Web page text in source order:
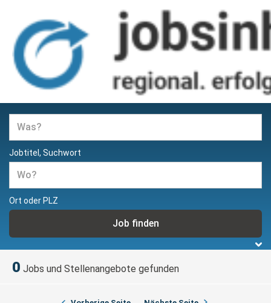
Jobs und Stellenangebote in
Hamburg
Jobtitel, Suchwort
Ort oder PLZ
0 Jobs und Stellenangebote gefunden